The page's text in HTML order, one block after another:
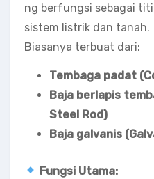
ng berfungsi sebagai
sistem listrik dan tanah.
Biasanya terbuat dari:
Tembaga padat
Baja berlapis
Steel Rod)
Baja galvanis
Fungsi Utama: